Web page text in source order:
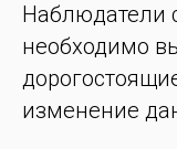
Наблюдатели
необходимо
изменение